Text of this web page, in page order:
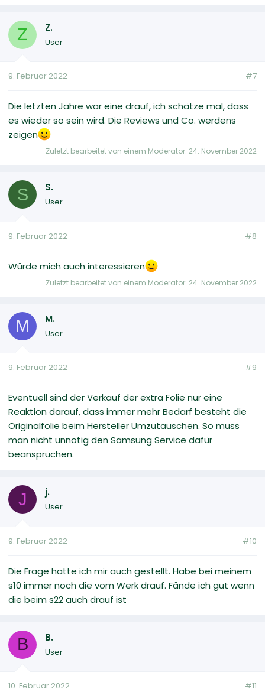
Z Z.
User
9. Februar 2022 #7
Die letzten Jahre war eine drauf, ich schätze mal, dass
es wieder so sein wird. Die Reviews und Co. werdens
zeigen
Zuletzt bearbeitet von einem Moderator: 24. November 2022
S S.
User
9. Februar 2022 #8
Würde mich auch interessieren
Zuletzt bearbeitet von einem Moderator: 24. November 2022
M M.
User
9. Februar 2022 #9
Eventuell sind der Verkauf der extra Folie nur eine
Reaktion darauf, dass immer mehr Bedarf besteht die
Originalfolie beim Hersteller Umzutauschen. So muss
man nicht unnötig den Samsung Service dafür
beanspruchen.
J j.
User
9. Februar 2022 #10
Die Frage hatte ich mir auch gestellt. Habe bei meinem
s10 immer noch die vom Werk drauf. Fände ich gut wenn
die beim s22 auch drauf ist
B B.
User
10. Februar 2022 #11